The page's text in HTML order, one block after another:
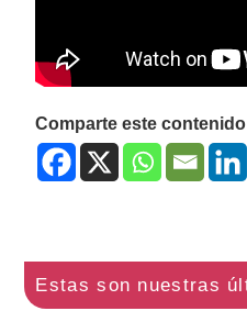
Comparte este contenido